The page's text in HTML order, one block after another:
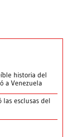
historia del
a Venezuela
las esclusas del